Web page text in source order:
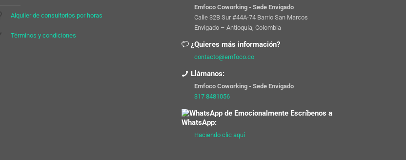
Alquiler de consultorios por horas
Términos y condiciones
Emfoco Coworking - Sede Envigado
Calle 32B Sur #44A-74 Barrio San Marcos
Envigado – Antioquia, Colombia
¿Quieres más información?
contacto@emfoco.co
Llámanos:
Emfoco Coworking - Sede Envigado
317 8481056
Escríbenos a
WhatsApp:
Haciendo clic aquí